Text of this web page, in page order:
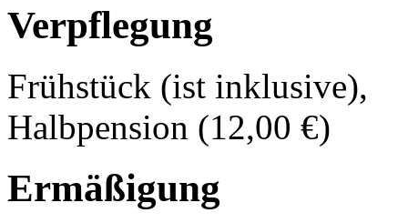
Verpflegung
Frühstück (ist inklusive),
Halbpension (12,00 €)
Ermäßigung